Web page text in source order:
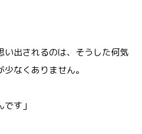
い出されるのは、そうした何気
なくありません。
す」